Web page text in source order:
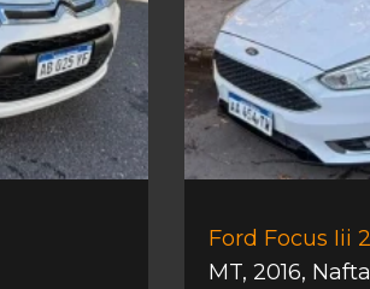
Ford Focus Iii
MT, 2016, Nafta